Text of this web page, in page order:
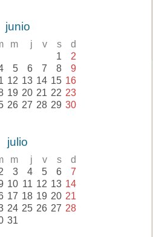
junio
m j v s d
1 2
5 6 7 8 9
12 13 14 15 16
19 20 21 22 23
26 27 28 29 30
julio
m j v s d
3 4 5 6 7
10 11 12 13 14
17 18 19 20 21
24 25 26 27 28
31